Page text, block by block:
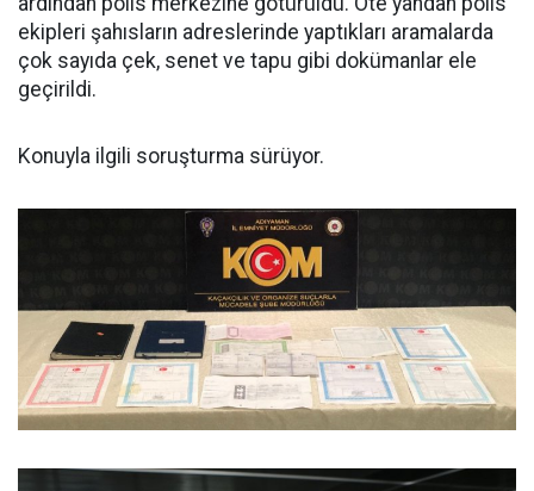
ekipleri şahısların adreslerinde yaptıkları aramalarda
çok sayıda çek, senet ve tapu gibi dokümanlar ele
geçirildi.
Konuyla ilgili soruşturma sürüyor.